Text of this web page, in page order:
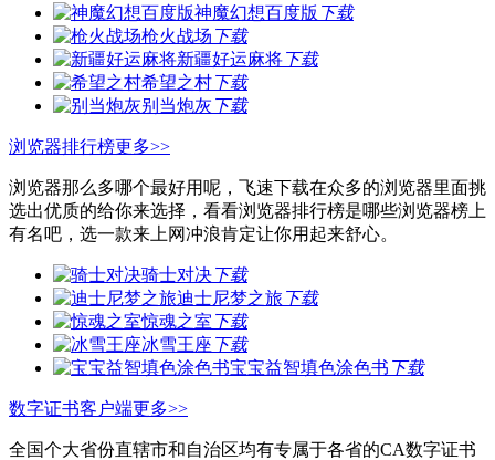
神魔幻想百度版 下载
枪火战场 下载
新疆好运麻将下载
希望之村下载
别当炮灰 下载
浏览器排行榜更多>>
浏览器那么多哪个最好用呢，飞速下载在众多的浏览器里面挑
选出优质的给你来选择，看看浏览器排行榜是哪些浏览器榜上
有名吧，选一款来上网冲浪肯定让你用起来舒心。
骑士对决下载
迪士尼梦之旅 下载
惊魂之室 下载
冰雪王座 下载
宝宝益智填色涂色书 下载
数字证书客户端更多>>
全国个大省份直辖市和自治区均有专属于各省的CA数字证书